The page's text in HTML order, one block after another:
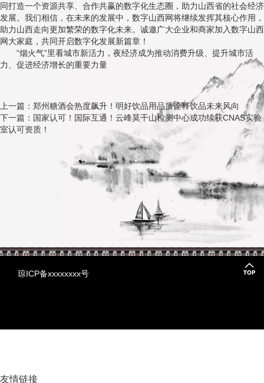
同打造一个资源共享、合作共赢的数字化生态圈，助力山西省的社会经济
发展。我们相信，在未来的发展中，数字山西网将继续发挥其核心作用，
助力山西走向更加繁荣的数字化未来。诚邀广大企业和商家加入数字山西
网大家庭，共同开启数字化发展新篇章！
“烟火气”里看城市新活力，夜经济成为推动消费升级、提升城市活
力、促进经济增长的重要力量
上一篇：郑州糖酒会热度飙升！明好饮品用品质诠释饮品未来风向
下一篇：国家认可！国际互通！云峰莫干山检测中心成功续获CNAS实验
室认可资质！
琼ICP备xxxxxxxx号
友情链接